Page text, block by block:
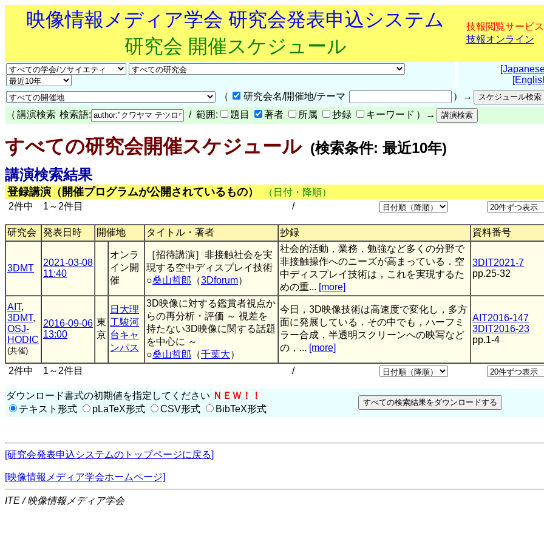
映像情報メディア学会 研究会発表申込システム
研究会 開催スケジュール
技報閲覧サービス
技報オンライン
（
研究会名/開催地/テーマ
）→
（ 講演検索 検索語: / 範囲: 題目 著者 所属 抄録 キーワード ）→
すべての研究会開催スケジュール(検索条件: 最近10年)
講演検索結果
登録講演（開催プログラムが公開されているもの）
（日付・降順）
2件中 1～2件目
/
研究会 発表日時 開催地 タイトル・著者 抄録 資料番号
3DMT
2021-03-08
11:40
オンラ
イン開
催
［招待講演］非接触社会を実
現する空中ディスプレイ技術
○桑山哲郎 （3Dforum）
社会的活動，業務，勉強など多くの分野で
非接触操作へのニーズが高まっている．空
中ディスプレイ技術は，これを実現するた
めの重... [more]
3DIT2021-7
pp.25-32
AIT,
3DMT,
OSJ-
HODIC
(共催)
2016-09-06
13:00
東
京
日大理
工駿河
台キャ
ンパス
3D映像に対する鑑賞者視点か
らの再分析・評価 ～ 視差を
持たない3D映像に関する話題
を中心に ～
○桑山哲郎 （千葉大）
今日，3D映像技術は高速度で変化し，多方
面に発展している．その中でも，ハーフミ
ラー合成，半透明スクリーンへの映写など
の，... [more]
AIT2016-147
3DIT2016-23
pp.1-4
2件中 1～2件目 /
ダウンロード書式の初期値を指定してください ＮＥＷ！！
テキスト形式
pLaTeX形式 CSV形式 BibTeX形式
[研究会発表申込システムのトップページに戻る]
[映像情報メディア学会ホームページ]
ITE / 映像情報メディア学会